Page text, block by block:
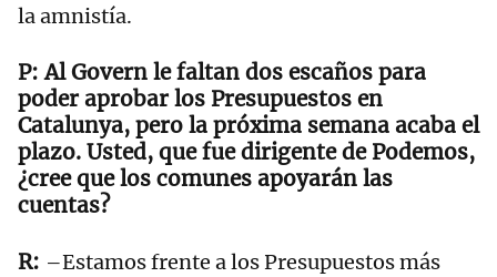
la amnistía.
Al Govern le faltan dos escaños para
poder aprobar los Presupuestos en
Catalunya, pero la próxima semana acaba el
plazo. Usted, que fue dirigente de Podemos,
¿cree que los comunes apoyarán las
cuentas?
–Estamos frente a los Presupuestos más